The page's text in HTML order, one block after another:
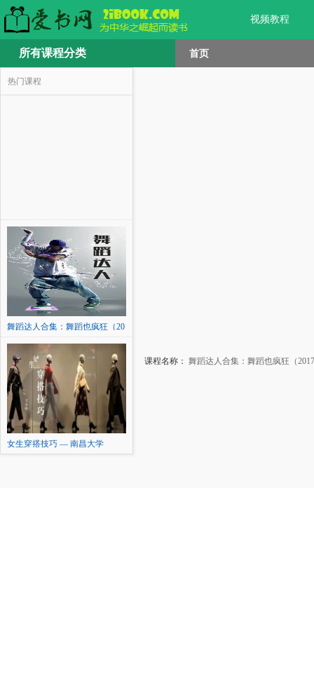
视频教程
所有课程分类 首页
热门课程
舞蹈达人合集：舞蹈也疯狂（20
女生穿搭技巧 — 南昌大学
课程名称： 舞蹈达人合集：舞蹈也疯狂（